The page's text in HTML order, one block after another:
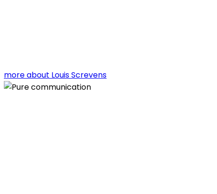
more about Louis Screvens